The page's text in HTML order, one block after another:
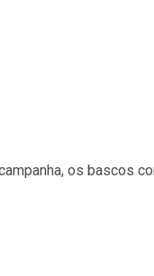
os bascos